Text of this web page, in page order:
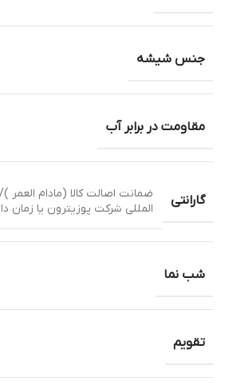
جنس شیشه
مقاومت در برابر آب
گارانتی
المللی شرکت پوزیترون یا زمان
شب نما
تقویم